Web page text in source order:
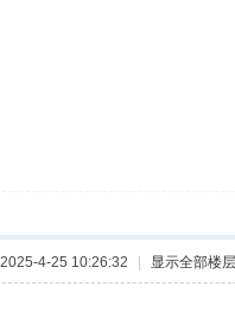
4-25 10:26:32 显示全部楼层